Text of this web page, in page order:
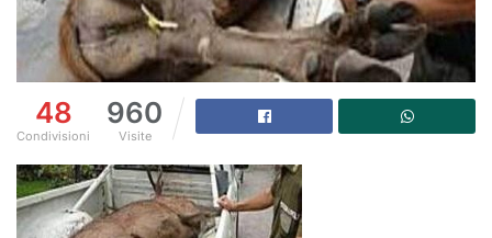
48
Condivisioni
960
Visite